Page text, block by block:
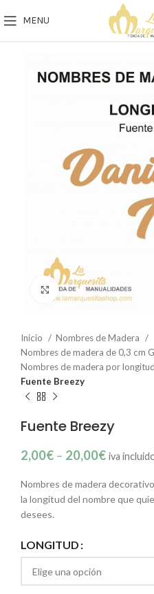
MENU
Click to enlarge
Inicio
Nombres de Madera
Nombres de madera de 0,3 cm
Nombres de madera por
Fuente Breezy
Fuente Breezy
2,00€ – 20,00€ iva
Nombres de madera
la longitud del nombre que
desees.
LONGITUD